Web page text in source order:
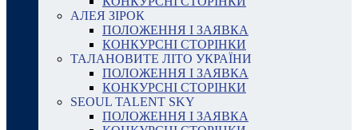
АЛЕЯ ЗІРОК
ПОЛОЖЕННЯ І ЗАЯВКА
КОНКУРСНІ СТОРІНКИ
ТАЛАНОВИТЕ ЛІТО УКРАЇНИ
ПОЛОЖЕННЯ І ЗАЯВКА
КОНКУРСНІ СТОРІНКИ
SEOUL TALENT SKY
ПОЛОЖЕННЯ І ЗАЯВКА